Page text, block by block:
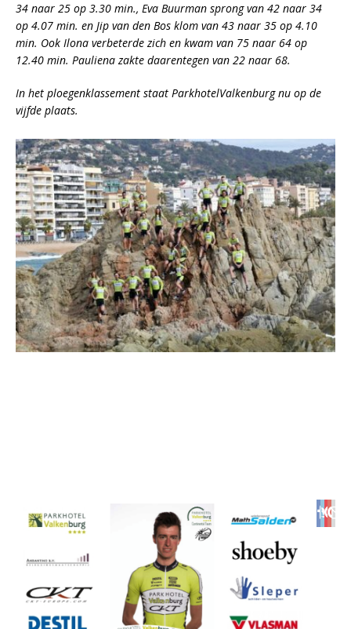
34 naar 25 op 3.30 min., Eva Buurman sprong van 42 naar 34
op 4.07 min. en Jip van den Bos klom van 43 naar 35 op 4.10
min. Ook Ilona verbeterde zich en kwam van 75 naar 64 op
12.40 min. Pauliena zakte daarentegen van 22 naar 68.
In het ploegenklassement staat ParkhotelValkenburg nu op de
vijfde plaats.